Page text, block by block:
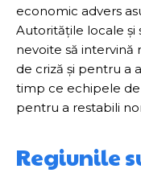
economic advers
Autoritățile locale și
nevoite să intervină
de criză și pentru a
timp ce echipele
pentru a restabili
Regiunile